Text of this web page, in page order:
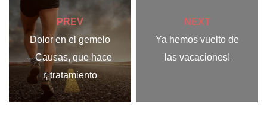
PREV
Dolor en el gemelo
– Causas, que hace
r, tratamiento
NEXT
Ya hemos vuelto de
las vacaciones!